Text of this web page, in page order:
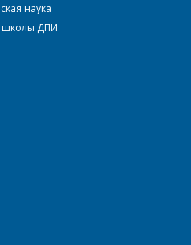
наука
школы ДПИ